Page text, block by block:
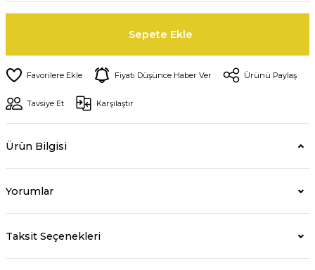
Sepete Ekle
Fiyatı Düşünce Haber Ver Ürünü Paylaş
Tavsiye Et Karşılaştır
Ürün Bilgisi
Yorumlar
Taksit Seçenekleri